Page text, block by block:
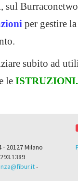
sul
per gestire
subito ad
le ISTRUZIONI.
20127 Milano
-